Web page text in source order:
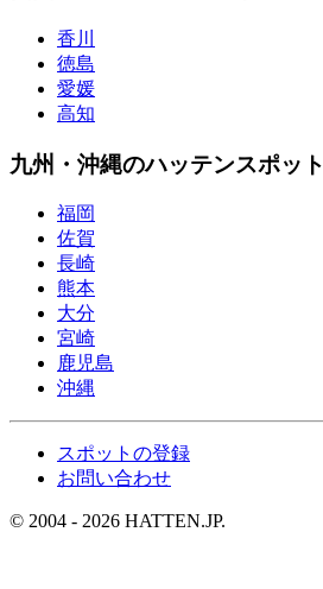
香川
徳島
愛媛
高知
九州・沖縄のハッテンスポット
福岡
佐賀
長崎
熊本
大分
宮崎
鹿児島
沖縄
スポットの登録
お問い合わせ
© 2004 - 2026 HATTEN.JP.